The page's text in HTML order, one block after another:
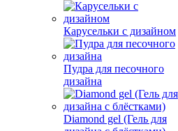
Карусельки с дизайном
Пудра для песочного
дизайна
Diamond gel (Гель для